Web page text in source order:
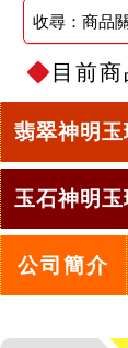
目前商
翡翠神明玉
玉石神明玉
公司簡介